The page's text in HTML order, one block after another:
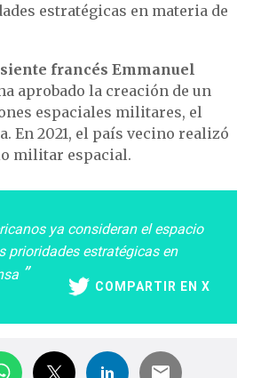
estratégicas en materia de
francés Emmanuel
aprobado la creación de un
espaciales militares, el
En 2021, el país vecino realizó
militar espacial.
ya consideran el espacio
prioridades estratégicas en
COMPARTIR EN X